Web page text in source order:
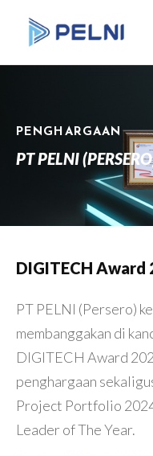
PENGHARGAAN
PT PELNI
DIGITECH Award
PT PELNI (Persero)
membanggakan di
DIGITECH Award
penghargaan
Project Portfolio
Leader of The Year.